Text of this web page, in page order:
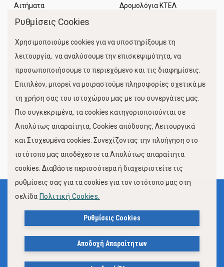
Αιτήματα Δρομολόγια ΚΤΕΛ
Κίνηση Λιμένος
FOLLOW US
Όροι Χρήσης
Πολιτική Προστασίας Προσωπικών Δεδομένων
Πολιτική Cookies
Ρυθμίσεις Cookies
Χρησιμοποιούμε cookies για να υποστηρίξουμε τη
λειτουργία, να αναλύσουμε την επισκεψιμότητα, να
προσωποποιήσουμε το περιεχόμενο και τις διαφημίσεις.
Επιπλέον, μπορεί να μοιραστούμε πληροφορίες σχετικά με
τη χρήση σας του ιστοχώρου μας με του συνεργάτες μας.
Πιο συγκεκριμένα, τα cookies κατηγοριοποιούνται σε
Απολύτως απαραίτητα, Cookies απόδοσης, Λειτουργικά
και Στοχευμένα cookies. Συνεχίζοντας την πλοήγηση στο
ιστότοπο μας αποδέχεστε τα Απολύτως απαραίτητα
cookies. Διαβάστε περισσότερα ή διαχειριστείτε τις
ρυθμίσεις σας για τα cookies για τον ιστότοπο μας στη
σελίδα Πολιτική Cookies.
Ρυθμίσεις Cookies
Αποδοχή Απαραίτητων